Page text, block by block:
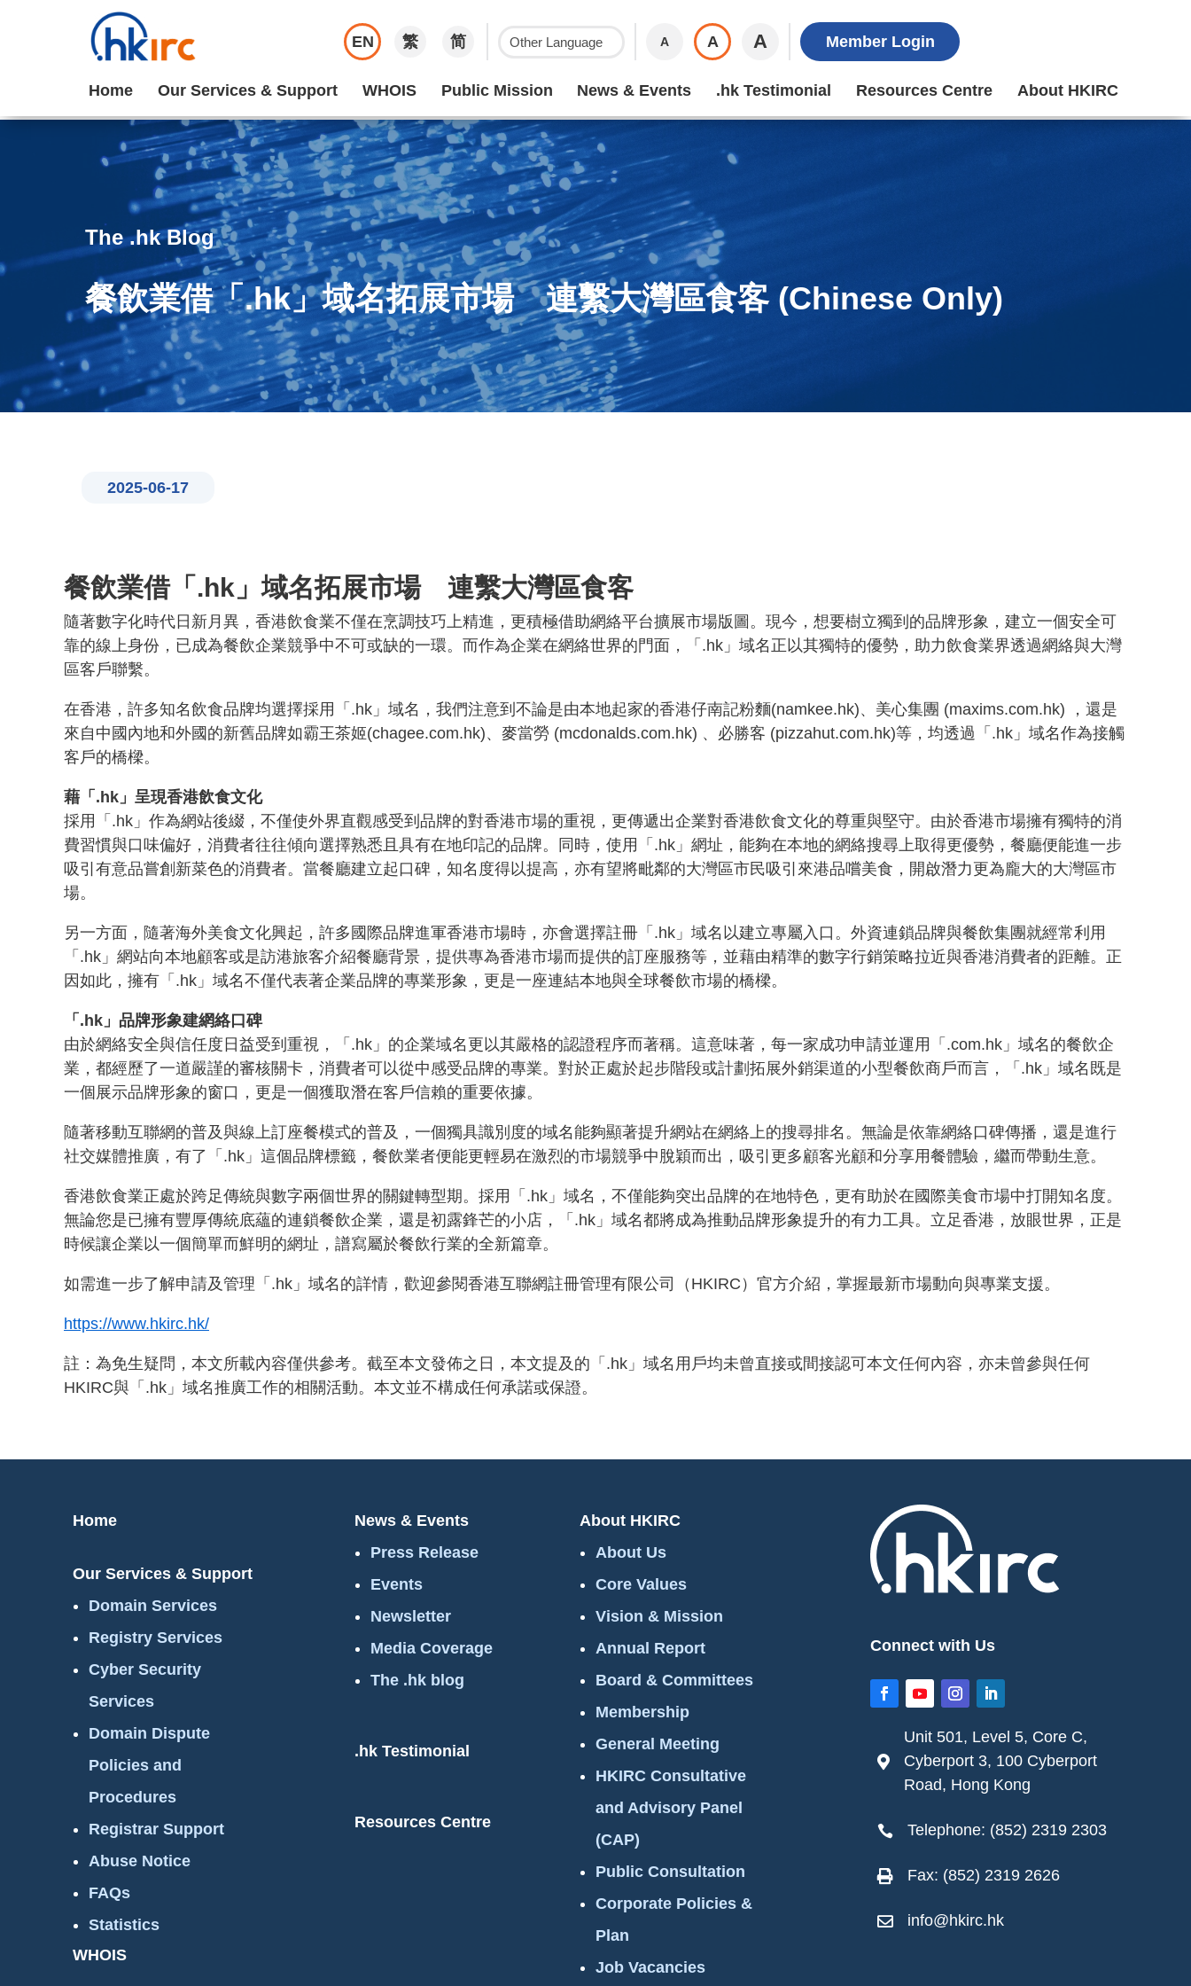
EN 繁 简 A A A Member Login
Home Our Services & Support WHOIS Public Mission News & Events .hk Testimonial Resources Centre About HKIRC
The .hk Blog
餐飲業借「.hk」域名拓展市場 連繫大灣區食客 (Chinese Only)
2025-06-17
餐飲業借「.hk」域名拓展市場 連繫大灣區食客
隨著數字化時代日新月異，香港飲食業不僅在烹調技巧上精進，更積極借助網絡平台擴展市場版圖。現今，想要樹立獨到的品牌形象，建立一個安全可
靠的線上身份，已成為餐飲企業競爭中不可或缺的一環。而作為企業在網絡世界的門面，「.hk」域名正以其獨特的優勢，助力飲食業界透過網絡與大灣
區客戶聯繫。
在香港，許多知名飲食品牌均選擇採用「.hk」域名，我們注意到不論是由本地起家的香港仔南記粉麵(namkee.hk)、美心集團 (maxims.com.hk) ，還是
來自中國內地和外國的新舊品牌如霸王茶姬(chagee.com.hk)、麥當勞 (mcdonalds.com.hk) 、必勝客 (pizzahut.com.hk)等，均透過「.hk」域名作為接觸
客戶的橋樑。
藉「.hk」呈現香港飲食文化
採用「.hk」作為網站後綴，不僅使外界直觀感受到品牌的對香港市場的重視，更傳遞出企業對香港飲食文化的尊重與堅守。由於香港市場擁有獨特的消
費習慣與口味偏好，消費者往往傾向選擇熟悉且具有在地印記的品牌。同時，使用「.hk」網址，能夠在本地的網絡搜尋上取得更優勢，餐廳便能進一步
吸引有意品嘗創新菜色的消費者。當餐廳建立起口碑，知名度得以提高，亦有望將毗鄰的大灣區市民吸引來港品嚐美食，開啟潛力更為龐大的大灣區市
場。
另一方面，隨著海外美食文化興起，許多國際品牌進軍香港市場時，亦會選擇註冊「.hk」域名以建立專屬入口。外資連鎖品牌與餐飲集團就經常利用
「.hk」網站向本地顧客或是訪港旅客介紹餐廳背景，提供專為香港市場而提供的訂座服務等，並藉由精準的數字行銷策略拉近與香港消費者的距離。正
因如此，擁有「.hk」域名不僅代表著企業品牌的專業形象，更是一座連結本地與全球餐飲市場的橋樑。
「.hk」品牌形象建網絡口碑
由於網絡安全與信任度日益受到重視，「.hk」的企業域名更以其嚴格的認證程序而著稱。這意味著，每一家成功申請並運用「.com.hk」域名的餐飲企
業，都經歷了一道嚴謹的審核關卡，消費者可以從中感受品牌的專業。對於正處於起步階段或計劃拓展外銷渠道的小型餐飲商戶而言，「.hk」域名既是
一個展示品牌形象的窗口，更是一個獲取潛在客戶信賴的重要依據。
隨著移動互聯網的普及與線上訂座餐模式的普及，一個獨具識別度的域名能夠顯著提升網站在網絡上的搜尋排名。無論是依靠網絡口碑傳播，還是進行
社交媒體推廣，有了「.hk」這個品牌標籤，餐飲業者便能更輕易在激烈的市場競爭中脫穎而出，吸引更多顧客光顧和分享用餐體驗，繼而帶動生意。
香港飲食業正處於跨足傳統與數字兩個世界的關鍵轉型期。採用「.hk」域名，不僅能夠突出品牌的在地特色，更有助於在國際美食市場中打開知名度。
無論您是已擁有豐厚傳統底蘊的連鎖餐飲企業，還是初露鋒芒的小店，「.hk」域名都將成為推動品牌形象提升的有力工具。立足香港，放眼世界，正是
時候讓企業以一個簡單而鮮明的網址，譜寫屬於餐飲行業的全新篇章。
如需進一步了解申請及管理「.hk」域名的詳情，歡迎參閱香港互聯網註冊管理有限公司（HKIRC）官方介紹，掌握最新市場動向與專業支援。
https://www.hkirc.hk/
註：為免生疑問，本文所載內容僅供參考。截至本文發佈之日，本文提及的「.hk」域名用戶均未曾直接或間接認可本文任何內容，亦未曾參與任何
HKIRC與「.hk」域名推廣工作的相關活動。本文並不構成任何承諾或保證。
Home
Our Services & Support
Domain Services
Registry Services
Cyber Security
Services
Domain Dispute
Policies and
Procedures
Registrar Support
Abuse Notice
FAQs
Statistics
WHOIS
News & Events
Press Release
Events
Newsletter
Media Coverage
The .hk blog
.hk Testimonial
Resources Centre
About HKIRC
About Us
Core Values
Vision & Mission
Annual Report
Board & Committees
Membership
General Meeting
HKIRC Consultative
and Advisory Panel
(CAP)
Public Consultation
Corporate Policies &
Plan
Job Vacancies
Connect with Us

Unit 501, Level 5, Core C,
Cyberport 3, 100 Cyberport
Road, Hong Kong
 Telephone: (852) 2319 2303
 Fax: (852) 2319 2626
 info@hkirc.hk